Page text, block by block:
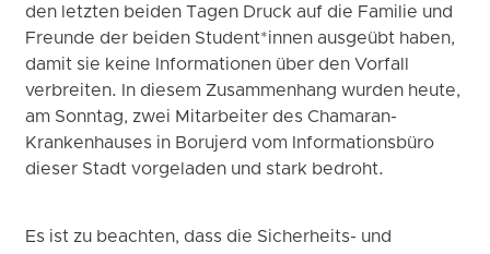
den letzten beiden Tagen Druck auf die Familie und
Freunde der beiden Student*innen ausgeübt haben,
damit sie keine Informationen über den Vorfall
verbreiten. In diesem Zusammenhang wurden heute,
am Sonntag, zwei Mitarbeiter des Chamaran-
Krankenhauses in Borujerd vom Informationsbüro
dieser Stadt vorgeladen und stark bedroht.
Es ist zu beachten, dass die Sicherheits- und